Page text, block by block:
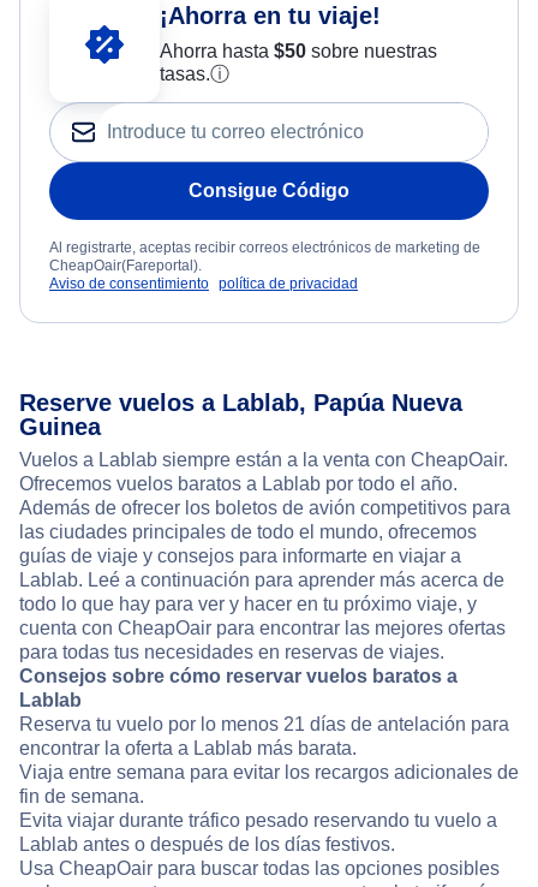
¡Ahorra en tu viaje!
Ahorra hasta $50sobre nuestras
tasas.ⓘ
Consigue Código
Al registrarte, aceptas recibir correos electrónicos de marketing de
CheapOair(Fareportal).
Aviso de consentimiento política de privacidad
Reserve vuelos a Lablab, Papúa Nueva
Guinea
Vuelos a Lablab siempre están a la venta con CheapOair.
Ofrecemos vuelos baratos a Lablab por todo el año.
Además de ofrecer los boletos de avión competitivos para
las ciudades principales de todo el mundo, ofrecemos
guías de viaje y consejos para informarte en viajar a
Lablab. Leé a continuación para aprender más acerca de
todo lo que hay para ver y hacer en tu próximo viaje, y
cuenta con CheapOair para encontrar las mejores ofertas
para todas tus necesidades en reservas de viajes.
Consejos sobre cómo reservar vuelos baratos a
Lablab
Reserva tu vuelo por lo menos 21 días de antelación para
encontrar la oferta a Lablab más barata.
Viaja entre semana para evitar los recargos adicionales de
fin de semana.
Evita viajar durante tráfico pesado reservando tu vuelo a
Lablab antes o después de los días festivos.
Usa CheapOair para buscar todas las opciones posibles